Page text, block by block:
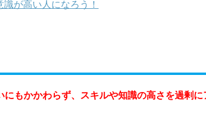
が高い人になろう！
にもかかわらず、スキルや知識の高さを過剰に